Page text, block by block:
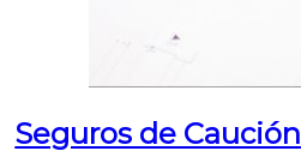
Seguros de Caución